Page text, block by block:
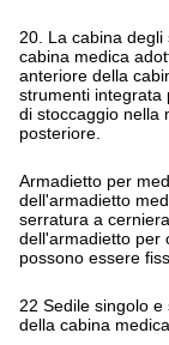
20. La cabina
cabina medica
anteriore della
strumenti integrata
di stoccaggio nella
posteriore.
Armadietto per
dell'armadietto
serratura a
dell'armadietto per
possono essere
22 Sedile singolo
della cabina